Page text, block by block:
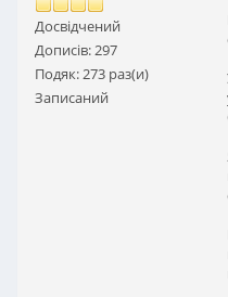
Досвідчений
Дописів: 297
Подяк: 273 раз(и)
Записаний